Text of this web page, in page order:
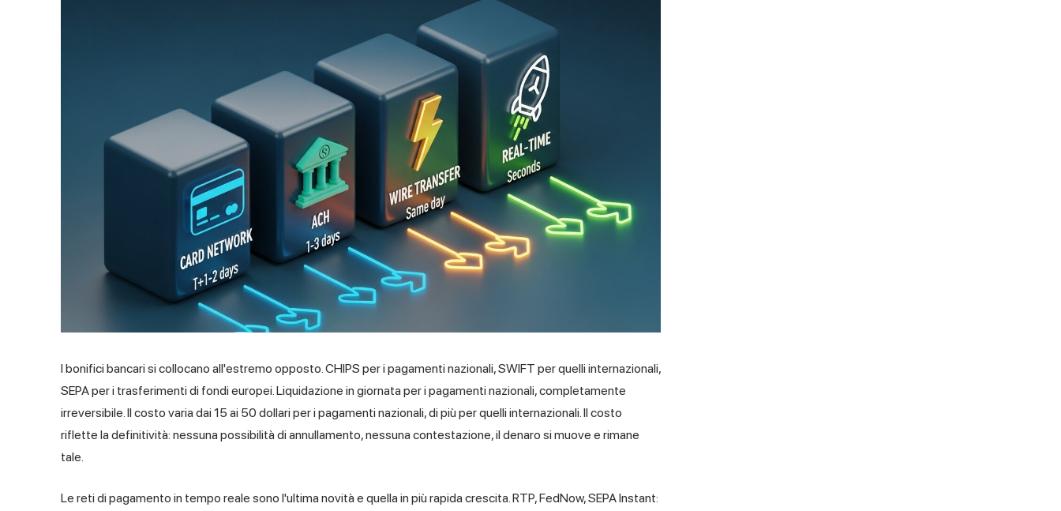
I bonifici bancari si collocano all'estremo opposto. CHIPS per i pagamenti nazionali, SWIFT per quelli internazionali,
SEPA per i trasferimenti di fondi europei. Liquidazione in giornata per i pagamenti nazionali, completamente
irreversibile. Il costo varia dai 15 ai 50 dollari per i pagamenti nazionali, di più per quelli internazionali. Il costo
riflette la definitività: nessuna possibilità di annullamento, nessuna contestazione, il denaro si muove e rimane
tale.
Le reti di pagamento in tempo reale sono l'ultima novità e quella in più rapida crescita. RTP, FedNow, SEPA Instant: